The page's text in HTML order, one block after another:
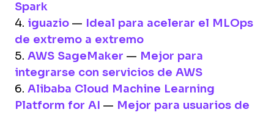
Spark
4. iguazio —
Ideal para acelerar el MLOps
de extremo a extremo
5. AWS SageMaker — Mejor para
integrarse con servicios de AWS
6. Alibaba Cloud Machine Learning
Platform for AI — Mejor para usuarios de